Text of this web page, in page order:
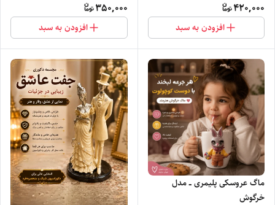
420,000
افزودن به سبد
350,000
افزودن به سبد
ماگ عروسکی پلیمری ــ مدل
خرگوش